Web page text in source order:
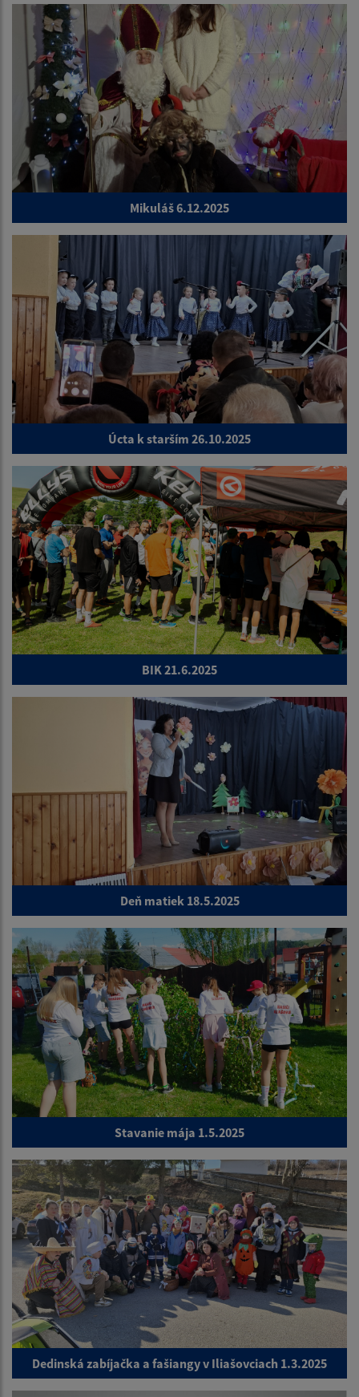
Mikuláš 6.12.2025
Úcta k starším 26.10.2025
BIK 21.6.2025
Deň matiek 18.5.2025
Stavanie mája 1.5.2025
Dedinská zabíjačka a fašiangy v Iliašovciach 1.3.2025